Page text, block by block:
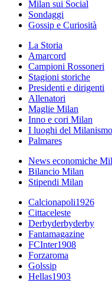
Milan sui Social
Sondaggi
Gossip e Curiosità
La Storia
Amarcord
Campioni Rossoneri
Stagioni storiche
Presidenti e dirigenti
Allenatori
Maglie Milan
Inno e cori Milan
I luoghi del Milanismo
Palmares
News economiche
Bilancio Milan
Stipendi Milan
Calcionapoli1926
Cittaceleste
Derbyderbyderby
Fantamagazine
FCInter1908
Forzaroma
Golssip
Hellas1903